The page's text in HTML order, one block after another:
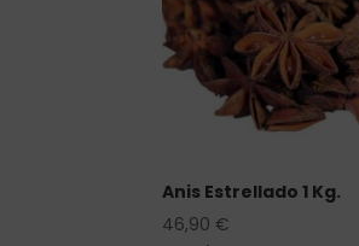
Anis Estrellado 1 Kg.
46,90 €